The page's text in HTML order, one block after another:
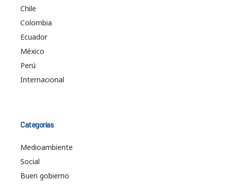
Chile
Colombia
Ecuador
México
Perú
Internacional
Categorías
Medioambiente
Social
Buen gobierno